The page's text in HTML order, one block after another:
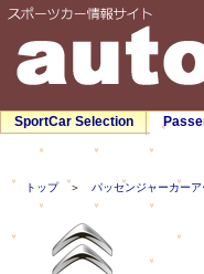
SportCar Selection
トップ＞ パッセンジャーカー